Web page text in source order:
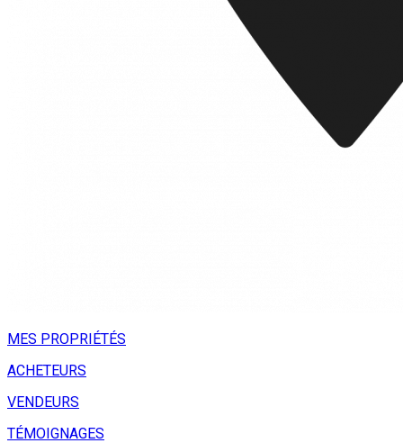
MES PROPRIÉTÉS
ACHETEURS
VENDEURS
TÉMOIGNAGES